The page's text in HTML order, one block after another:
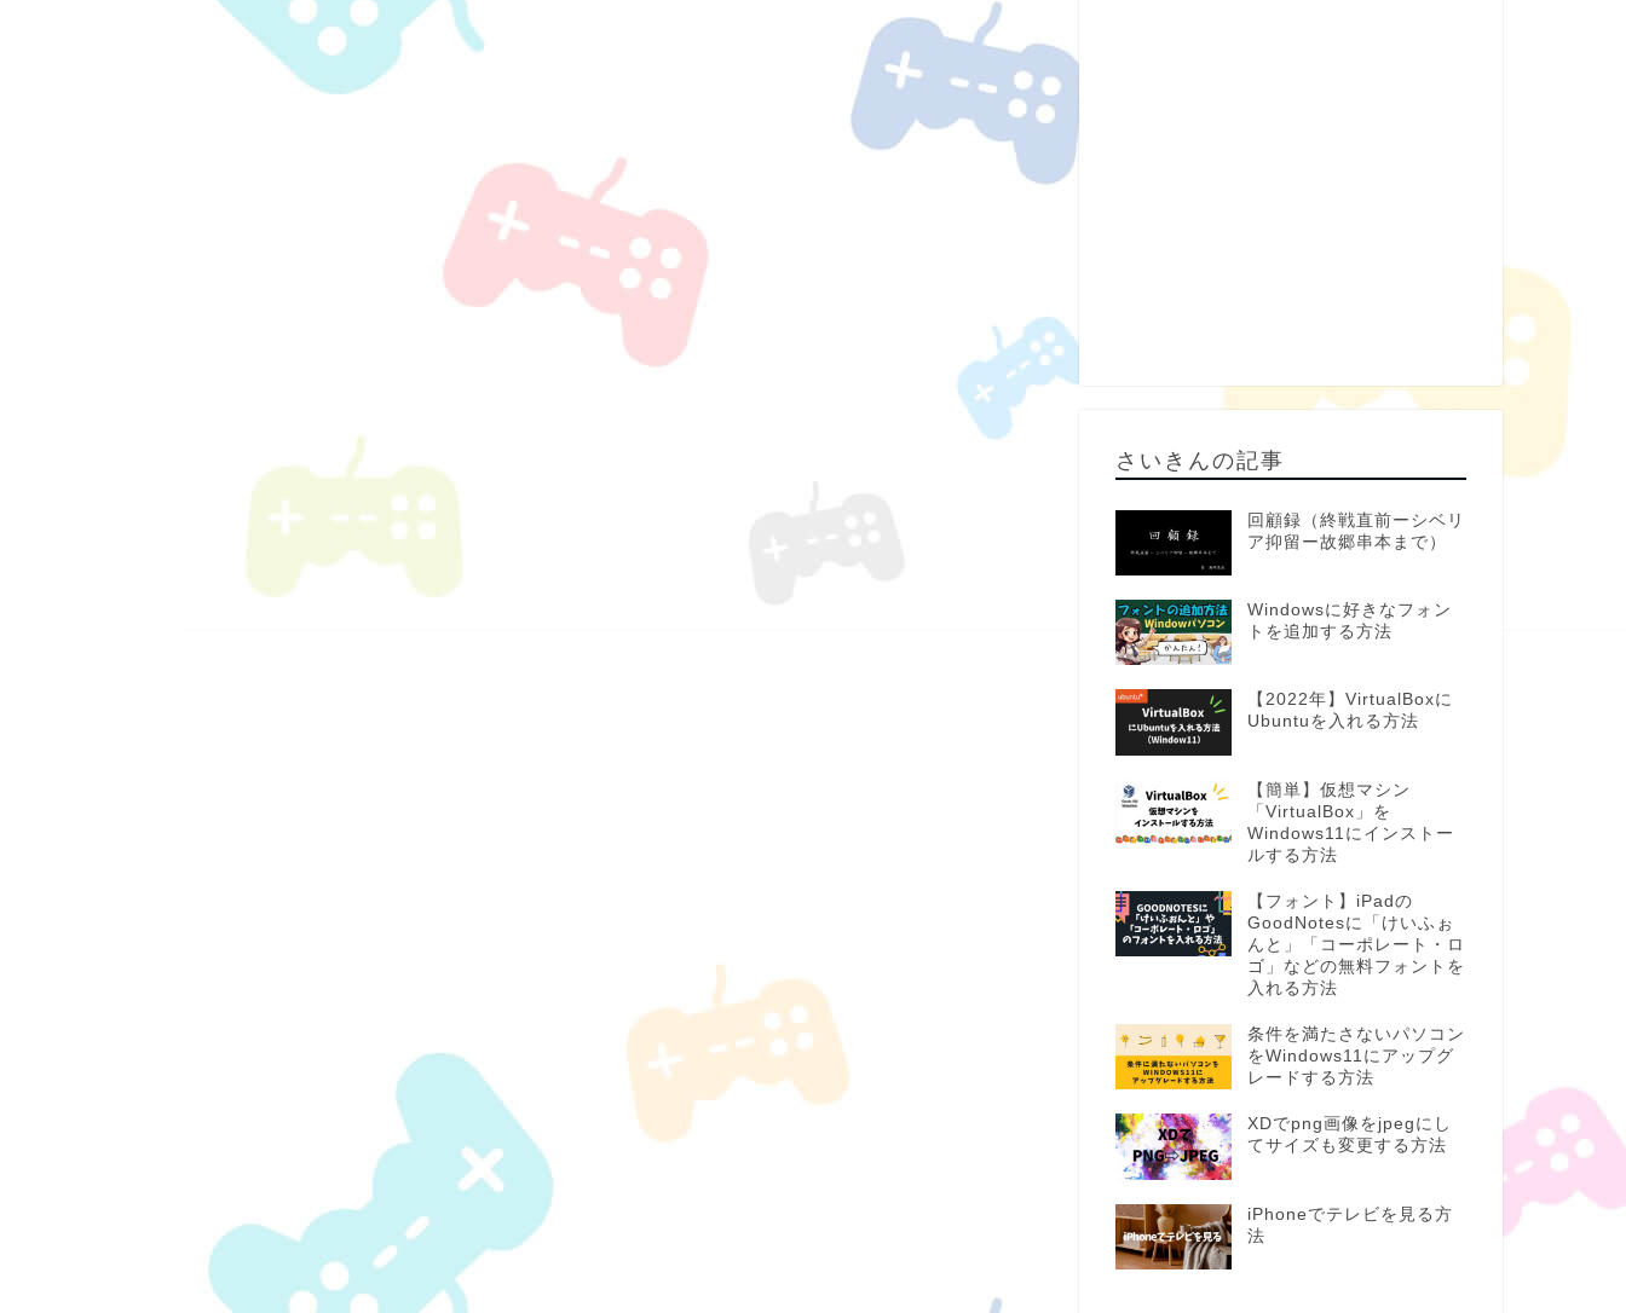
さいきんの記事
回顧録（終戦直前ーシベリ
ア抑留ー故郷串本まで）
Windowsに好きなフォン
トを追加する方法
【2022年】VirtualBoxに
Ubuntuを入れる方法
【簡単】仮想マシン
「VirtualBox」を
Windows11にインストー
ルする方法
【フォント】iPadの
GoodNotesに「けいふぉ
んと」「コーポレート・ロ
ゴ」などの無料フォントを
入れる方法
条件を満たさないパソコン
をWindows11にアップグ
レードする方法
XDでpng画像をjpegにし
てサイズも変更する方法
iPhoneでテレビを見る方
法